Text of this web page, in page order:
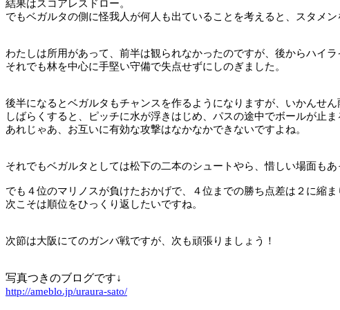
結果はスコアレスドロー。
でもベガルタの側に怪我人が何人も出ていることを考えると、スタメ
わたしは所用があって、前半は観られなかったのですが、後からハイ
それでも林を中心に手堅い守備で失点せずにしのぎました。
後半になるとベガルタもチャンスを作るようになりますが、いかんせ
しばらくすると、ピッチに水が浮きはじめ、パスの途中でボールが止ま
あれじゃあ、お互いに有効な攻撃はなかなかできないですよね。
それでもベガルタとしては松下の二本のシュートやら、惜しい場面も
でも４位のマリノスが負けたおかげで、４位までの勝ち点差は２に縮ま
次こそは順位をひっくり返したいですね。
次節は大阪にてのガンバ戦ですが、次も頑張りましょう！
写真つきのブログです↓
http://ameblo.jp/uraura-sato/